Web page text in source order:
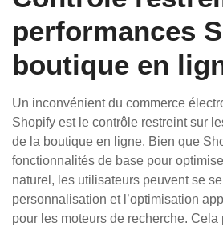
performances
boutique en
Un inconvénient du commerce
Shopify est le contrôle restreint sur
de la boutique en ligne. Bien que
fonctionnalités de base pour
naturel, les utilisateurs peuvent se
personnalisation et l’optimisation
pour les moteurs de recherche. Cela